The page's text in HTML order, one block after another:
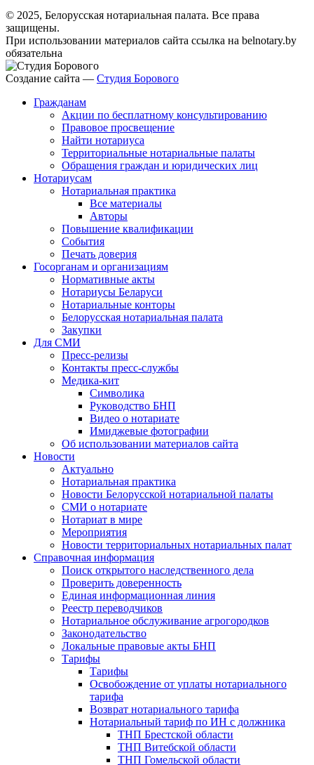
© 2025, Белорусская нотариальная палата. Все права
защищены.
При использовании материалов сайта ссылка на belnotary.by
обязательна
Создание сайта — Студия Борового
Гражданам
Акции по бесплатному консультированию
Правовое просвещение
Найти нотариуса
Территориальные нотариальные палаты
Обращения граждан и юридических лиц
Нотариусам
Нотариальная практика
Все материалы
Авторы
Повышение квалификации
События
Печать доверия
Госорганам и организациям
Нормативные акты
Нотариусы Беларуси
Нотариальные конторы
Белорусская нотариальная палата
Закупки
Для СМИ
Пресс-релизы
Контакты пресс-службы
Медика-кит
Символика
Руководство БНП
Видео о нотариате
Имиджевые фотографии
Об использовании материалов сайта
Новости
Актуально
Нотариальная практика
Новости Белорусской нотариальной палаты
СМИ о нотариате
Нотариат в мире
Мероприятия
Новости территориальных нотариальных палат
Справочная информация
Поиск открытого наследственного дела
Проверить доверенность
Единая информационная линия
Реестр переводчиков
Нотариальное обслуживание агрогородков
Законодательство
Локальные правовые акты БНП
Тарифы
Тарифы
Освобождение от уплаты нотариального
тарифа
Возврат нотариального тарифа
Нотариальный тариф по ИН с должника
ТНП Брестской области
ТНП Витебской области
ТНП Гомельской области